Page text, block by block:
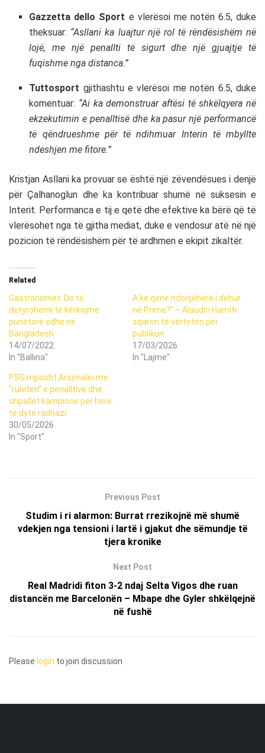
Gazzetta dello Sport e vlerësoi me notën 6.5, duke
theksuar: “Asllani ka luajtur një rol të rëndësishëm në
lojë, me një penallti të sigurt dhe një gjuajtje të
fuqishme nga distanca.”
Tuttosport gjithashtu e vlerësoi me notën 6.5, duke
komentuar: “Ai ka demonstruar aftësi të shkëlqyera në
ekzekutimin e penalltisë dhe ka pasur një performancë
të qëndrueshme për të ndihmuar Interin të mbyllte
ndeshjen me fitore.”
Kristjan Asllani ka provuar se është një zëvendësues i denjë
për Çalhanoglun dhe ka kontribuar shumë në suksesin e
Interit. Performanca e tij e qetë dhe efektive ka bërë që të
vlerësohet nga të gjitha mediat, duke e vendosur atë në një
pozicion të rëndësishëm për të ardhmen e ekipit zikaltër.
Related
Gastronomët: Do të
detyrohemi të kërkojmë
punëtorë edhe në
Bangladesh
14/07/2022
In "Ballina"
A ke qenë ndonjëherë i dehur
në Prime?” – Alaudin Hamiti
sqaron të vërtetën për
publikun
17/03/2026
In "Lajme"
PSG mposht Arsenalin me
“ruletën” e penalltive dhe
shpallet kampione për herë
të dytë radhazi
30/05/2026
In "Sport"
Previous Post
Studim i ri alarmon: Burrat rrezikojnë më shumë
vdekjen nga tensioni i lartë i gjakut dhe sëmundje të
tjera kronike
Next Post
Real Madridi fiton 3-2 ndaj Selta Vigos dhe ruan
distancën me Barcelonën – Mbape dhe Gyler shkëlqejnë
në fushë
Please login to join discussion